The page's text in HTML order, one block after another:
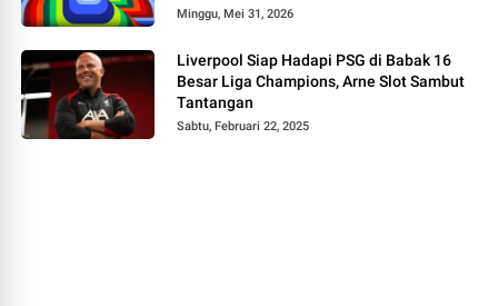
Minggu, Mei 31, 2026
Liverpool Siap Hadapi PSG di Babak 16
Besar Liga Champions, Arne Slot Sambut
Tantangan
Sabtu, Februari 22, 2025